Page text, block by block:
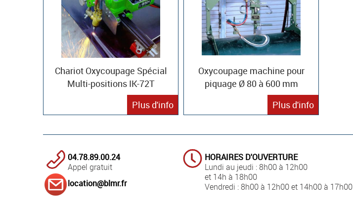
Chariot Oxycoupage Spécial
Multi-positions IK-72T
Plus d'info
Oxycoupage machine pour
piquage Ø 80 à 600 mm
Plus d'info
04.78.89.00.24
Appel gratuit
location@blmr.fr
HORAIRES D'OUVERTURE
Lundi au jeudi : 8h00 à 12h00
et 14h à 18h00
Vendredi : 8h00 à 12h00 et 14h00 à 17h00